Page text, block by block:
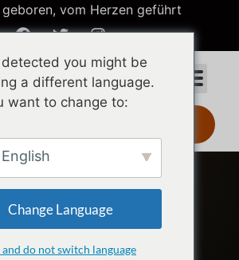
vom Herzen geführt
Custom Jewelry
Quotes
you might be
a different language.
want to change to:
English
Change Language
and do not switch language